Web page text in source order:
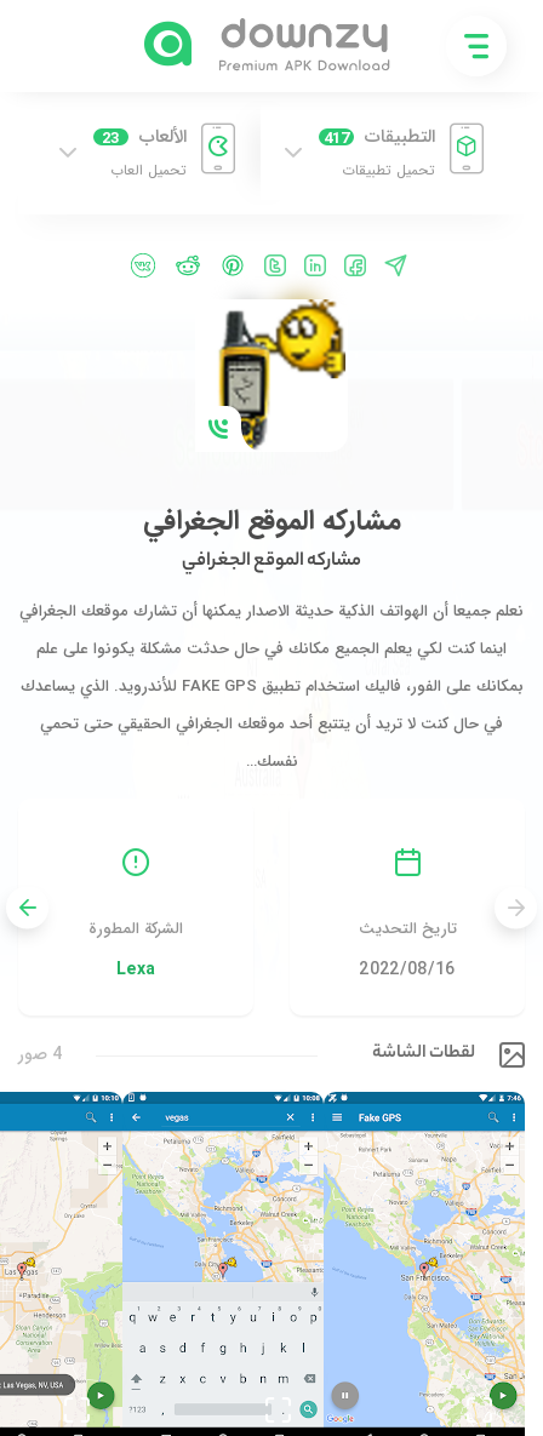
التطبيقات 417
تحميل تطبيقات
الألعاب 23
تحميل العاب
مشاركه الموقع الجغرافي
مشاركه الموقع الجغرافي
نعلم جميعا أن الهواتف الذكية حديثة الاصدار يمكنها أن تشارك موقعك الجغرافي
اينما كنت لكي يعلم الجميع مكانك في حال حدثت مشكلة يكونوا على علم
بمكانك على الفور، فاليك استخدام تطبيق FAKE GPS للأندرويد. الذي يساعدك
في حال كنت لا تريد أن يتتبع أحد موقعك الجغرافي الحقيقي حتى تحمي
نفسك…
تاريخ التحديث
16‏/08‏/2022
الشركة المطورة
Lexa
لقطات الشاشة 4 صور